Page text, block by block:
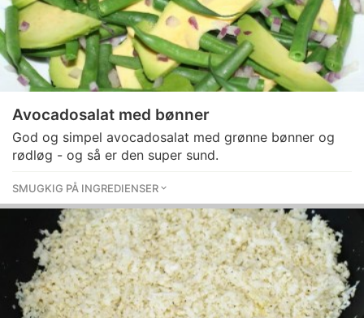
Avocadosalat med bønner
God og simpel avocadosalat med grønne bønner og
rødløg - og så er den super sund.
SMUGKIG PÅ INGREDIENSER